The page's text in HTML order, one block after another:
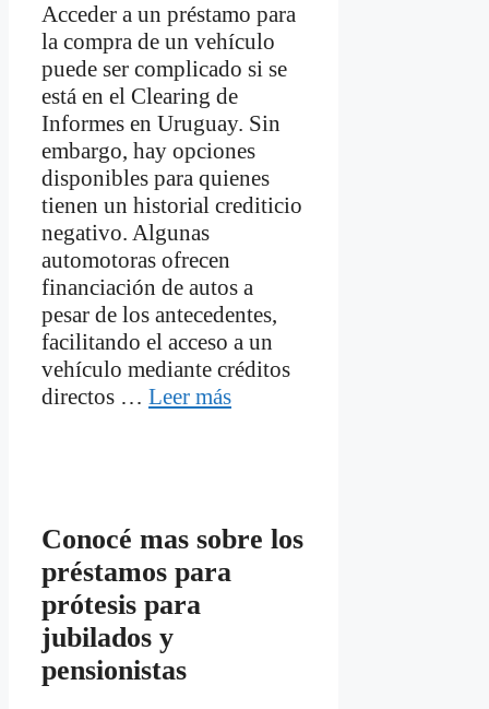
Acceder a un préstamo para
la compra de un vehículo
puede ser complicado si se
está en el Clearing de
Informes en Uruguay. Sin
embargo, hay opciones
disponibles para quienes
tienen un historial crediticio
negativo. Algunas
automotoras ofrecen
financiación de autos a
pesar de los antecedentes,
facilitando el acceso a un
vehículo mediante créditos
directos … Leer más
Conocé mas sobre los
préstamos para
prótesis para
jubilados y
pensionistas